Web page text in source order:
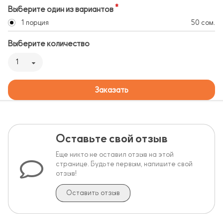
Выберите один из вариантов
1 порция 50 сом.
Выберите количество
1
Заказать
Оставьте свой отзыв
Еще никто не оставил отзыв на этой
странице. Будьте первым, напишите свой
отзыв!
Оставить отзыв